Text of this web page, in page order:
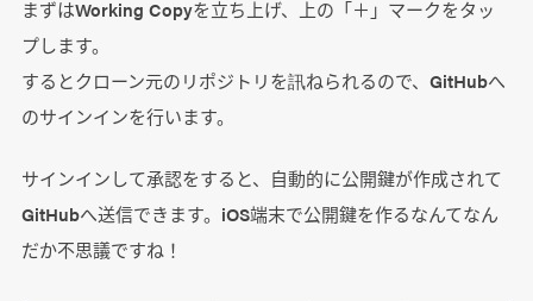
まずはWorking Copyを立ち上げ、上の「＋」マークをタッ
プします。
するとクローン元のリポジトリを訊ねられるので、GitHubへ
のサインインを行います。
サインインして承認をすると、自動的に公開鍵が作成されて
GitHubへ送信できます。iOS端末で公開鍵を作るなんてなん
だか不思議ですね！